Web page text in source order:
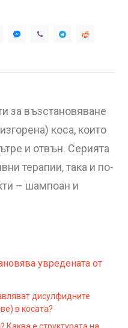
за възстановяване
коса, които
и отвън. Серията
терапии, така и по-
– шампоан и
увредената от
дисулфидните
в косата?